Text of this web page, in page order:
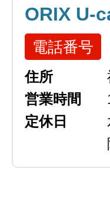
ORIX U-
電話番号
住所
営業時間
定休日